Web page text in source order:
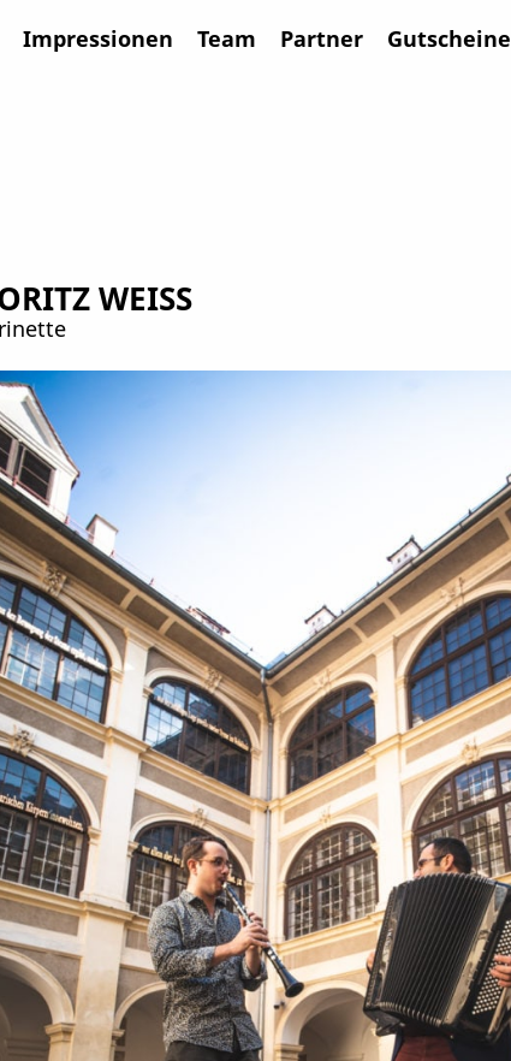
Impressionen Team Partner Gutscheine
WEISS